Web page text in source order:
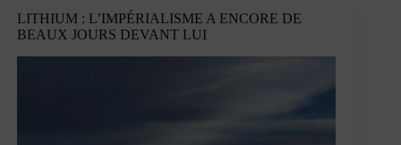
SNCF,
torpillage
du
LITHIUM : L’IMPÉRIALISME A ENCORE DE
BEAUX JOURS DEVANT LUI